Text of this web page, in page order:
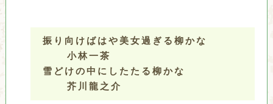
振り向けばはや美女過ぎる柳かな
小林一茶
雪どけの中にしたたる柳かな
芥川龍之介